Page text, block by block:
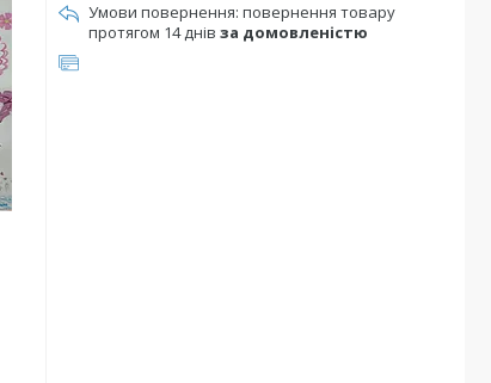
повернення товару
протягом 14 днів за домовленістю